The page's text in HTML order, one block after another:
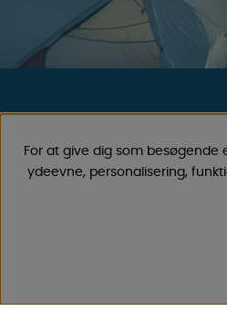
Vi har oparbejdet stor erfaring
fordi vi har forhandlet
siden 1968. Vi tilbyder et bredt
Campinglivet begynder hos os!
For at give dig som
ydeevne, personalisering,